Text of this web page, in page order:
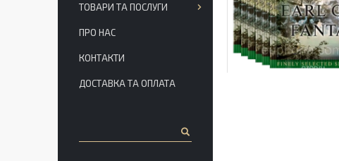
ТОВАРИ ТА ПОСЛУГИ
ПРО НАС
КОНТАКТИ
ДОСТАВКА ТА ОПЛАТА